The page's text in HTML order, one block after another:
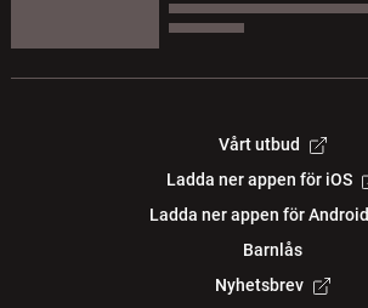
Vårt utbud
Ladda ner appen för iOS
Ladda ner appen för Android
Barnlås
Nyhetsbrev